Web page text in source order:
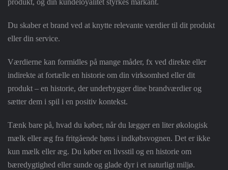
produkt, og din kundeloyalitet styrkes markant.
Du skaber et brand ved at knytte relevante værdier til dit produkt
eller din service.
Værdierne kan formidles på mange måder, fx ved direkte eller
indirekte at fortælle en historie om din virksomhed eller dit
produkt – en historie, der underbygger dine brandværdier og
sætter dem i spil i en positiv kontekst.
Tænk bare på, hvad du køber, når du lægger en liter økologisk
mælk eller æg fra fritgående høns i indkøbsvognen. Det er ikke
kun mælk eller æg. Du køber en livsstil og en historie om
bæredygtighed eller sunde og glade dyr i et naturligt miljø.